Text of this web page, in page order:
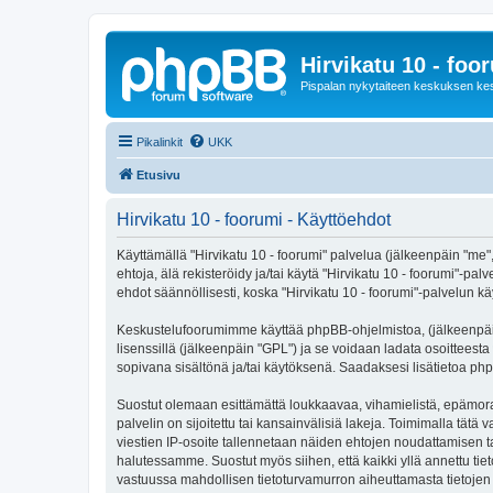
Hirvikatu 10 -
Pispalan nykytaiteen keskuksen
Pikalinkit UKK
Etusivu
Hirvikatu 10 - foorumi - Käyttöehdot
Käyttämällä "Hirvikatu 10 - foorumi" palvelua (jälkeenpäin
ehtoja, älä rekisteröidy ja/tai käytä "Hirvikatu 10 - foorumi"-
ehdot säännöllisesti, koska "Hirvikatu 10 - foorumi"-palvelun
Keskustelufoorumimme käyttää phpBB-ohjelmistoa,
lisenssillä (jälkeenpäin "GPL") ja se voidaan ladata osoitteesta
sopivana sisältönä ja/tai käytöksenä. Saadaksesi lisätietoa
Suostut olemaan esittämättä loukkaavaa, vihamielistä,
palvelin on sijoitettu tai kansainvälisiä lakeja. Toimimalla tätä
viestien IP-osoite tallennetaan näiden ehtojen noudattamisen
halutessamme. Suostut myös siihen, että kaikki yllä annettu
vastuussa mahdollisen tietoturvamurron aiheuttamasta